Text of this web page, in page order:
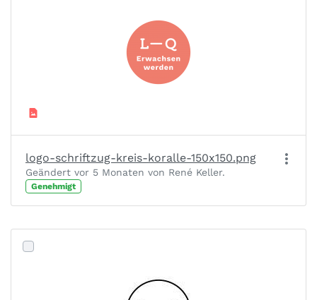
logo-schriftzug-kreis-koralle-150x150.png
Geändert vor 5 Monaten von René Keller.
Genehmigt